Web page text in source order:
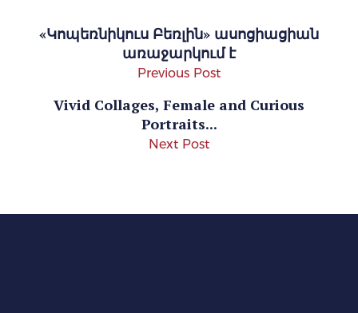
«Կոպեռնիկուս Բեռլին» ասոցիացիան
առաջարկում է
Previous Post
Vivid Collages, Female and Curious
Portraits...
Next Post